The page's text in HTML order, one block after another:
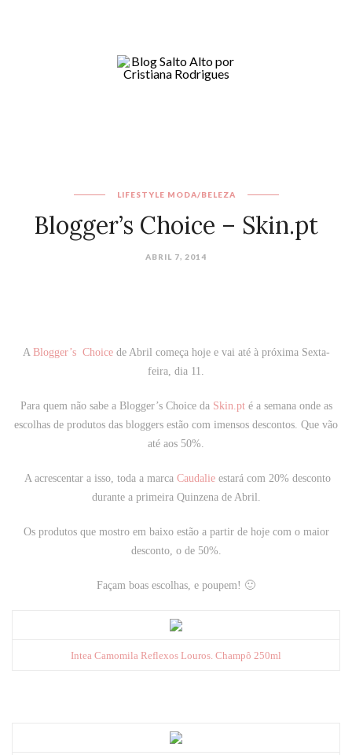
LIFESTYLE MODA/BELEZA
Blogger’s Choice – Skin.pt
ABRIL 7, 2014
A Blogger’s Choicede Abril começa hoje e vai até à próxima Sexta-
feira, dia 11.
Para quem não sabe a Blogger’s Choice da Skin.pt é a semana onde as
escolhas de produtos das bloggers estão com imensos descontos. Que vão
até aos 50%.
A acrescentar a isso, toda a marca Caudalie estará com 20% desconto
durante a primeira Quinzena de Abril .
Os produtos que mostro em baixo estão a partir de hoje com o maior
desconto, o de 50%.
Façam boas escolhas, e poupem! 🙂
Intea Camomila Reflexos Louros. Champô 250ml